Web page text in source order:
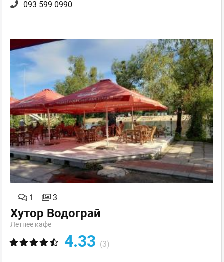
093 599 0990
1 3
Хутор Водограй
Летнее кафе
4.33 (3)